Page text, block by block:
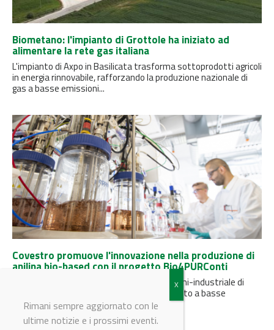
Biometano: l'impianto di Grottole ha iniziato ad
alimentare la rete gas italiana
L'impianto di Axpo in Basilicata trasforma sottoprodotti agricoli
in energia rinnovabile, rafforzando la produzione nazionale di
gas a basse emissioni...
Covestro promuove l'innovazione nella produzione di
anilina bio-based con il progetto Bio4PURConti
Il progetto mira alla produzione su scala semi-industriale di
anilina di origine biologica, un sostituto diretto a basse
emissioni di...
Rimani sempre aggiornato con le
ultime notizie e i prossimi eventi.